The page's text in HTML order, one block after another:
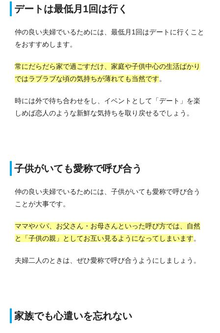
デートは最低月1回は行く
仲の良い夫婦でいるためには、最低月1回はデートに行くこと
をおすすめします。
常にだらだら家で過ごすだけ、家庭や子供中心の生活ばかり
ではラブラブな頃の気持ちが薄れても当然です。
時には外で待ち合わせをし、イベントとして「デート」を楽
しめば恋人のような新鮮な気持ちを取り戻せるでしょう。
子供がいても愛称で呼び合う
仲の良い夫婦でいるためには、子供がいても愛称で呼び合う
ことが大事です。
ママやパパ、お父さん・お母さんといった呼び方では、自然
と「子供の親」としてお互い見るようになってしまいます。
夫婦二人のときは、ぜひ愛称で呼び合うようにしましょう。
家族でも心遣いを忘れない